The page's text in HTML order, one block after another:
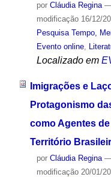
por Cláudia Regina
modificação16/12/
Pesquisa Tempo,
Evento online,
Localizado em
Imigrações e
Protagonismo
como Agentes
Território
por Cláudia Regina
modificação20/01/